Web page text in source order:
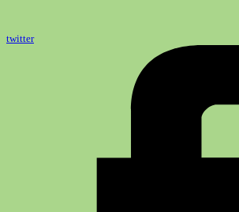
twitter